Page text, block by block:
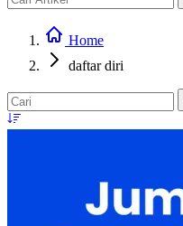
Home
daftar diri